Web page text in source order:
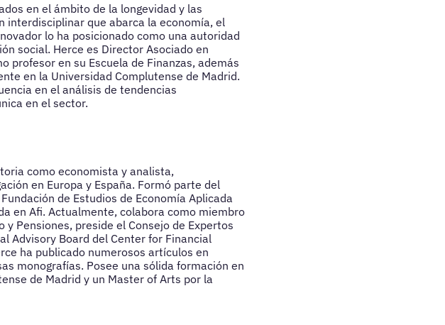
en el ámbito de la longevidad y las
interdisciplinar que abarca la economía, el
lo ha posicionado como una autoridad
social. Herce es Director Asociado en
profesor en su Escuela de Finanzas, además
en la Universidad Complutense de Madrid.
en el análisis de tendencias
en el sector.
como economista y analista,
en Europa y España. Formó parte del
de Estudios de Economía Aplicada
en Afi. Actualmente, colabora como miembro
Pensiones, preside el Consejo de Expertos
Advisory Board del Center for Financial
ha publicado numerosos artículos en
monografías. Posee una sólida formación en
de Madrid y un Master of Arts por la